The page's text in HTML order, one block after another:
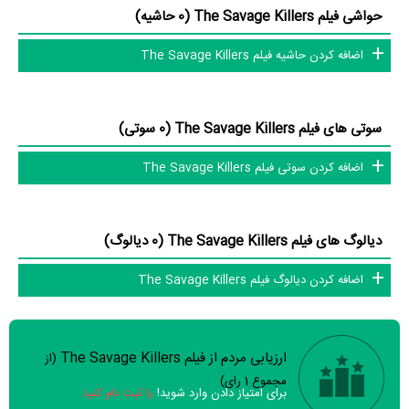
عوامل فیلم The Savage Killers
در مجموع بیش از 11 نفر در تولید فیلم The Savage Killers نقش داشته‌اند
اطلاعات فیلم The Savage Killers
دیالوگ برتر فیلم The Savage Killers، سوتی فیلم The Savage Killers و
نقد فیلم The Savage Killers هنوز موردی ثبت نشده است. قطعا ما و شما
به این حد قانع نیستیم؛ باید به‌کمک علاقمندان فیلم، سریال و تئاتر، این
دایرة‌المعارف آنلاین و بانک اطلاعات هنرمندان و آثار سینما، تلویزیون و تئاتر را
کامل و کامل‌تر کنیم.
حواشی فیلم The Savage Killers (0 حاشیه)
اضافه کردن حاشیه فیلم The Savage Killers
سوتی های فیلم The Savage Killers (0 سوتی)
اضافه کردن سوتی فیلم The Savage Killers
دیالوگ های فیلم The Savage Killers (0 دیالوگ)
اضافه کردن دیالوگ فیلم The Savage Killers
سوالات نظرسنجی ( 8 سوال) ارزیابی مردم از فیلم The Savage Killers
(از
مجموع 1 رای)
برای امتیاز دادن وارد شوید! یا ثبت نام کنید